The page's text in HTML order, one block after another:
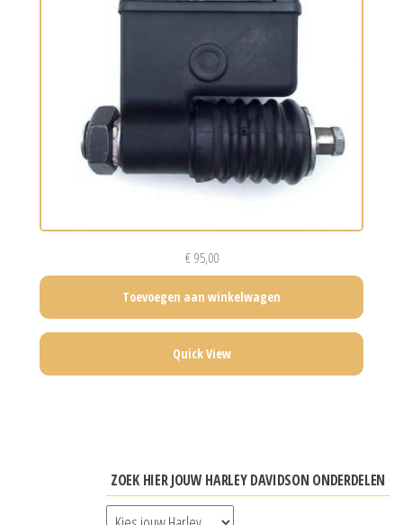
€95,00
Toevoegen aan winkelwagen
Quick View
ZOEK HIER JOUW HARLEY DAVIDSON ONDERDELEN